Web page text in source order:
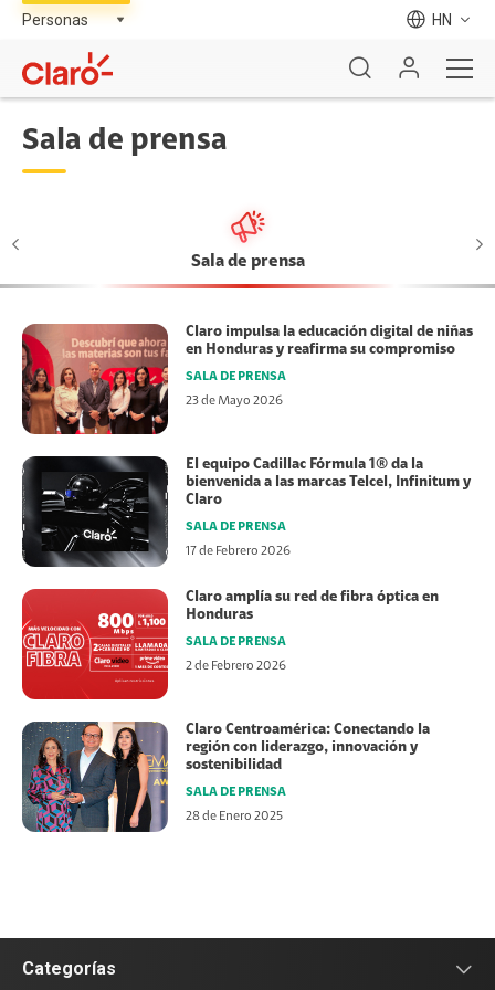
HN
Sala de prensa
Sala de prensa
SALA DE PRENSA
Claro impulsa la educación digital de niñas
en Honduras y reafirma su compromiso
23 de Mayo 2026
SALA DE PRENSA
El equipo Cadillac Fórmula 1® da la
bienvenida a las marcas Telcel, Infinitum y
Claro
17 de Febrero 2026
SALA DE PRENSA
Claro amplía su red de fibra óptica en
Honduras
2 de Febrero 2026
SALA DE PRENSA
Claro Centroamérica: Conectando la
región con liderazgo, innovación y
sostenibilidad
28 de Enero 2025
Categorías